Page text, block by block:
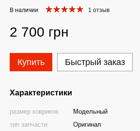
В наличии 1 отзыв
2 700 грн
Купить Быстрый заказ
Характеристики
размер ковриков
Модельный
тип запчасти
Оригинал